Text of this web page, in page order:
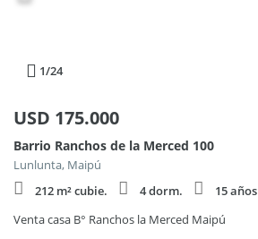
1/24
USD 175.000
Barrio Ranchos de la Merced 100
Lunlunta, Maipú
212 m² cubie.
4 dorm.
15 años
Venta casa B° Ranchos la Merced Maipú